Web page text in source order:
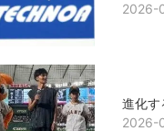
2026-
進化す
2026-